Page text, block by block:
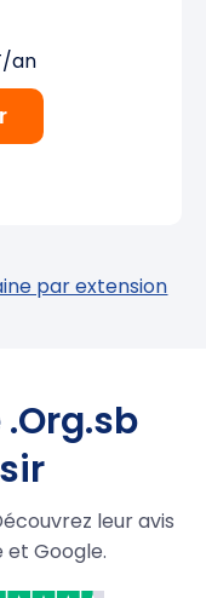
an
par extension
leur avis
et Google.